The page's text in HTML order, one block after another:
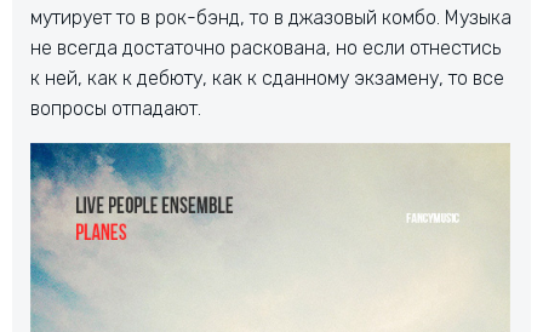
мутирует то в рок-бэнд, то в джазовый комбо. Музыка
не всегда достаточно раскована, но если отнестись
к ней, как к дебюту, как к сданному экзамену, то все
вопросы отпадают.